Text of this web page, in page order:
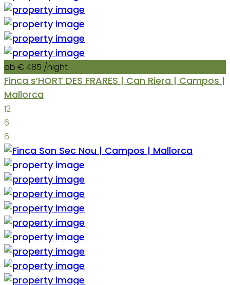
ab € 485 /night
Finca s’HORT DES FRARES | Can Riera | Campos |
Mallorca
12
6
6